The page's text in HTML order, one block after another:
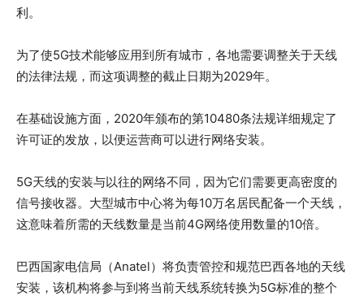
利。
为了使5G技术能够应用到所有城市，各地需要调整关于天线
的法律法规，而这项调整的截止日期为2029年。
在基础设施方面，2020年颁布的第10480条法规详细规定了
许可证的发放，以便运营商可以进行网络安装。
5G天线的安装与以往的网络不同，因为它们需要更高密度的
信号接收器。大型城市中心将为每10万名居民配备一个天线，
这意味着所需的天线数量是当前4G网络使用数量的10倍。
巴西国家电信局（Anatel）将负责管控和规范巴西各地的天线
安装，该机构将参与到将当前天线系统转换为5G标准的整个